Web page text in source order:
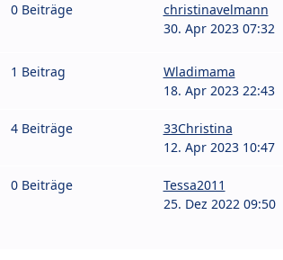
0 Beiträge
christinavelmann
30. Apr 2023 07:32
1 Beitrag
Wladimama
18. Apr 2023 22:43
4 Beiträge
33Christina
12. Apr 2023 10:47
0 Beiträge
Tessa2011
25. Dez 2022 09:50